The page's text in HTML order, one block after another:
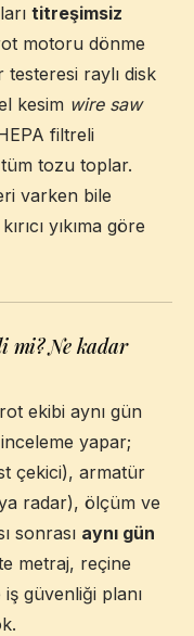
titreşimsiz
motoru dönme
raylı disk
kesim wire saw
filtreli
tozu toplar.
varken bile
yıkıma göre
mi? Ne kadar
ekibi aynı gün
yapar;
çekici), armatür
radar), ölçüm ve
sonrası aynı gün
metraj, reçine
güvenliği planı